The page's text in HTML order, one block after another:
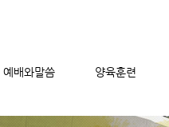
예배와말씀 양육훈련